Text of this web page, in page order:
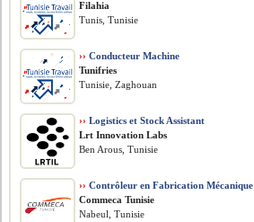
Filahia
Tunis, Tunisie
›› Conducteur Machine
Tunifries
Tunisie, Zaghouan
›› Logistics et Stock Assistant
Lrt Innovation Labs
Ben Arous, Tunisie
›› Contrôleur en Fabrication Mécanique
Commeca Tunisie
Nabeul, Tunisie